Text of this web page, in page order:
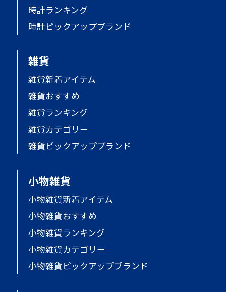
時計ランキング
時計ピックアップブランド
雑貨
雑貨新着アイテム
雑貨おすすめ
雑貨ランキング
雑貨カテゴリー
雑貨ピックアップブランド
小物雑貨
小物雑貨新着アイテム
小物雑貨おすすめ
小物雑貨ランキング
小物雑貨カテゴリー
小物雑貨ピックアップブランド